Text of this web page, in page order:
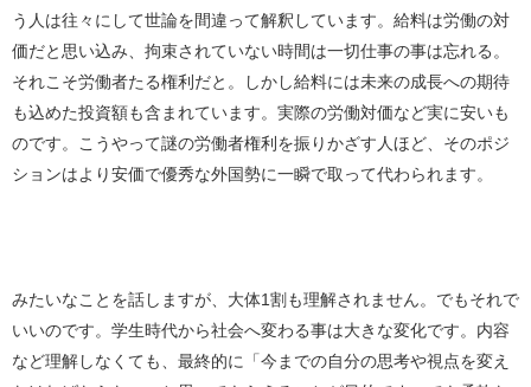
う人は往々にして世論を間違って解釈しています。給料は労働の対
価だと思い込み、拘束されていない時間は一切仕事の事は忘れる。
それこそ労働者たる権利だと。しかし給料には未来の成長への期待
も込めた投資額も含まれています。実際の労働対価など実に安いも
のです。こうやって謎の労働者権利を振りかざす人ほど、そのポジ
ションはより安価で優秀な外国勢に一瞬で取って代わられます。
みたいなことを話しますが、大体1割も理解されません。でもそれで
いいのです。学生時代から社会へ変わる事は大きな変化です。内容
など理解しなくても、最終的に「今までの自分の思考や視点を変え